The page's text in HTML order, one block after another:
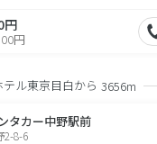
円
円
ル東京目白から 3656m
タカー中野駅前
2-8-6